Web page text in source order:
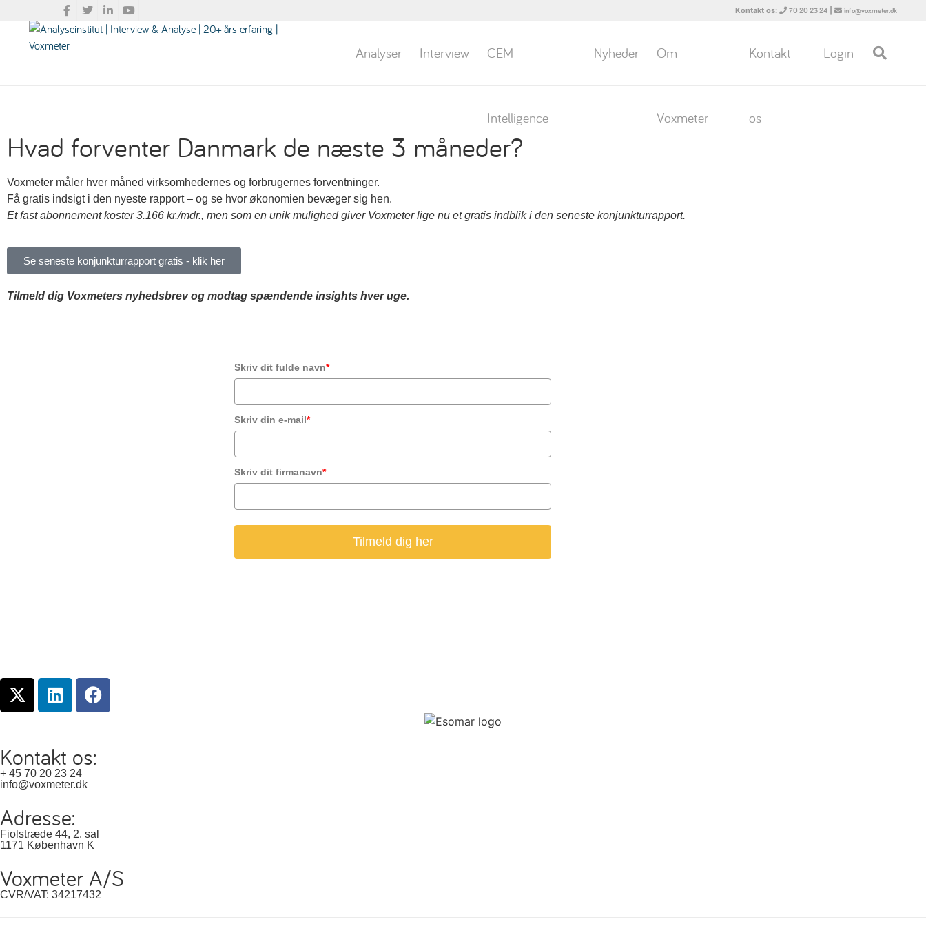
Kontakt os: 70 20 23 24 | info@voxmeter.dk
Analyser Interview CEM
Intelligence
Nyheder Om
Voxmeter
Kontakt
os
Login
Hvad forventer Danmark de næste 3 måneder?
Voxmeter måler hver måned virksomhedernes og forbrugernes forventninger.
Få gratis indsigt i den nyeste rapport – og se hvor økonomien bevæger sig hen.
Et fast abonnement koster 3.166 kr./mdr., men som en unik mulighed giver Voxmeter lige nu et gratis indblik i den seneste konjunkturrapport.
Se seneste konjunkturrapport gratis - klik her
Tilmeld dig Voxmeters nyhedsbrev og modtag spændende insights hver uge.
Skriv dit fulde navn*
Skriv din e-mail*
Skriv dit firmanavn*
Tilmeld dig her
Kontakt os:
+ 45 70 20 23 24
info@voxmeter.dk
Adresse:
Fiolstræde 44, 2. sal
1171 København K
Voxmeter A/S
CVR/VAT: 34217432